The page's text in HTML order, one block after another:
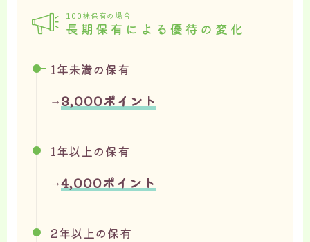
100株保有の場合
長期保有による優待の変化
1年未満の保有
→ 3,000ポイント
1年以上の保有
→4,000ポイント
2年以上の保有